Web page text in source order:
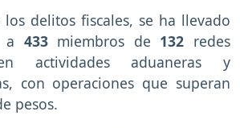
delitos fiscales, se ha llevado
a 433miembros de 132 redes
actividades aduaneras y
con operaciones que superan
pesos.